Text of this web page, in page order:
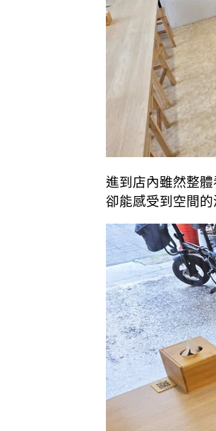
進到店內雖然整
卻能感受到空間